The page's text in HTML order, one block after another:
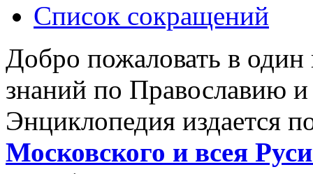
Список сокращений
Добро пожаловать в
знаний по Православию
Энциклопедия издается
Московского и всея